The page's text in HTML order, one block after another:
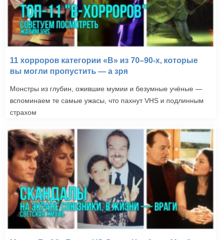
11 хорроров категории «B» из 70–90-х, которые
вы могли пропустить — а зря
Монстры из глубин, ожившие мумии и безумные учёные —
вспоминаем те самые ужасы, что пахнут VHS и подлинным
страхом